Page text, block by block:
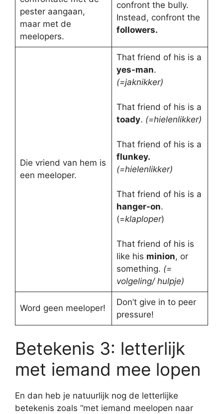
pester aangaan,
maar met de
meelopers.
confront the bully.
Instead, confront the
followers.
Die vriend van hem is
een meeloper.
That friend of his is a
yes-man.
(=jaknikker)
That friend of his is a
toady. (=hielenlikker)
That friend of his is a
flunkey.
(=hielenlikker)
That friend of his is a
hanger-on.
(=klaploper)
That friend of his is
like his minion, or
something. (=
volgeling/ hulpje)
Word geen meeloper!
Don’t give in to peer
pressure!
Betekenis 3: letterlijk
met iemand mee lopen
En dan heb je natuurlijk nog de letterlijke
betekenis zoals “met iemand meelopen naar